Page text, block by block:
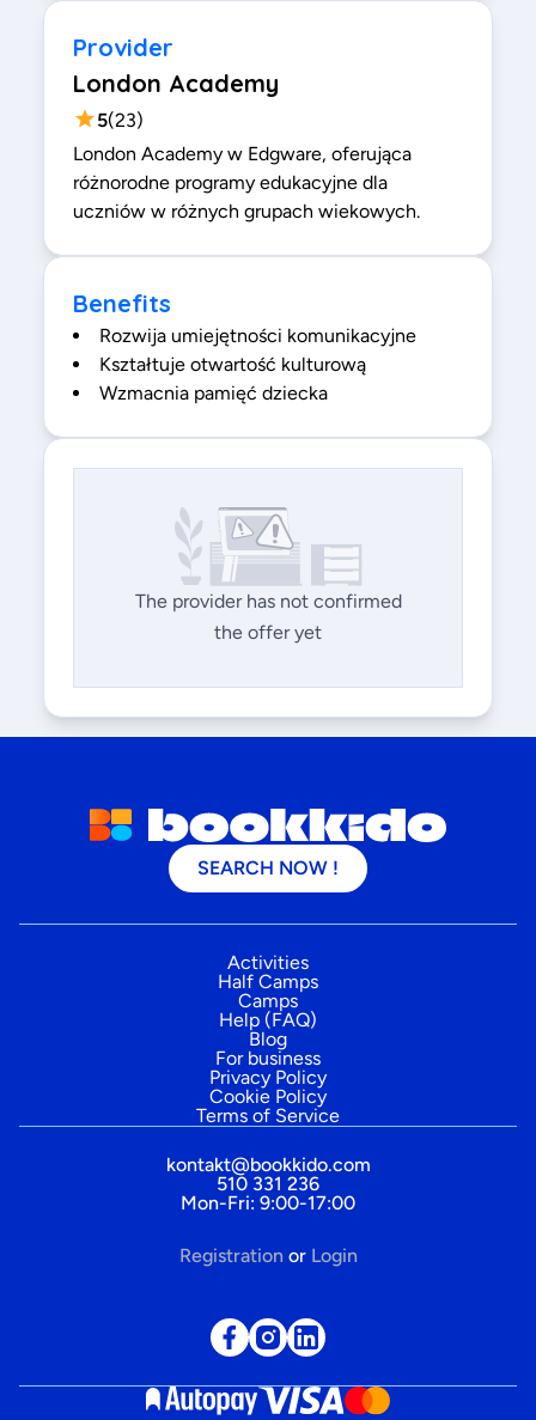
Provider
London Academy
5(23)
London Academy w Edgware, oferująca
różnorodne programy edukacyjne dla
uczniów w różnych grupach wiekowych.
Benefits
Rozwija umiejętności komunikacyjne
Kształtuje otwartość kulturową
Wzmacnia pamięć dziecka
The provider has not confirmed
the offer yet
SEARCH NOW !
Activities
Half Camps
Camps
Help (FAQ)
Blog
For business
Privacy Policy
Cookie Policy
Terms of Service
kontakt@bookkido.com
510 331 236
Mon-Fri: 9:00-17:00
Registration or Login